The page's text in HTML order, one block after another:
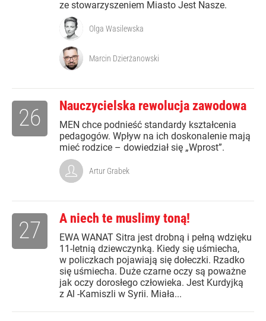
ze stowarzyszeniem Miasto Jest Nasze.
Olga Wasilewska
Marcin Dzierżanowski
Nauczycielska rewolucja zawodowa
MEN chce podnieść standardy kształcenia
pedagogów. Wpływ na ich doskonalenie mają
mieć rodzice – dowiedział się „Wprost”.
26
Artur Grabek
A niech te muslimy toną!
EWA WANAT Sitra jest drobną i pełną wdzięku
11-letnią dziewczynką. Kiedy się uśmiecha,
w policzkach pojawiają się dołeczki. Rzadko
się uśmiecha. Duże czarne oczy są poważne
jak oczy dorosłego człowieka. Jest Kurdyjką
z Al -Kamiszli w Syrii. Miała...
27